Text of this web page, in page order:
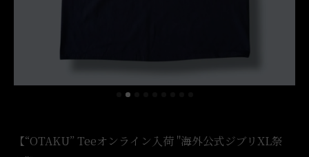
【“OTAKU” Teeオンライン入荷 "海外公式ジブリXL祭